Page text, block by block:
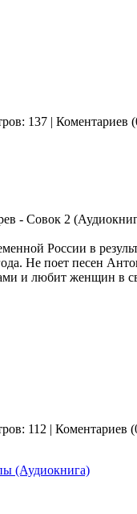
137 | Коментариев
России в
Не поет песен
и любит женщин в
112 | Коментариев
(Аудиокнига)